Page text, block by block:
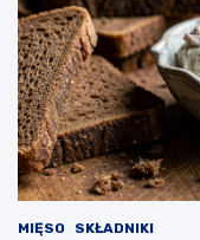
MIĘSO SKŁADNIKI